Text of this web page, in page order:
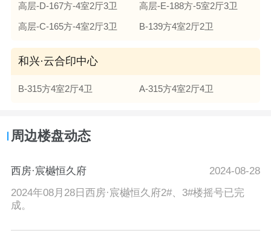
高层-D-167方-4室2厅3卫
高层-E-188方-5室2厅3卫
高层-C-165方-4室2厅3卫
B-139方4室2厅2卫
和兴·云合印中心
B-315方4室2厅4卫 A-315方4室2厅4卫
周边楼盘动态
西房·宸樾恒久府
2024-08-28
2024年08月28日西房·宸樾恒久府2#、3#楼摇号已完
成。